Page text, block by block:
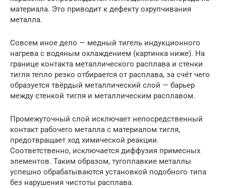
материала. Это приводит к дефекту охрупчивания
металла.
Совсем иное дело — медный тигель индукционного
нагрева с водяным охлаждением (картинка ниже). На
границе контакта металлического расплава и стенки
тигля тепло резко отбирается от расплава, за счёт чего
образуется твёрдый металлический слой — барьер
между стенкой тигля и металлическим расплавом.
Промежуточный слой исключает непосредственный
контакт рабочего металла с материалом тигля,
предотвращает ход химической реакции.
Соответственно, исключается диффузия примесных
элементов. Таким образом, тугоплавкие металлы
успешно обрабатываются установкой подобного типа
без нарушения чистоты расплава.